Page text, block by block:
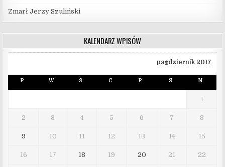
Zmarł Jerzy Szuliński
KALENDARZ WPISÓW
październik 2017
P W Ś C P S N
1
2 3 4 5 6 7 8
9 10 11 12 13 14 15
16 17 18 19 20 21 22